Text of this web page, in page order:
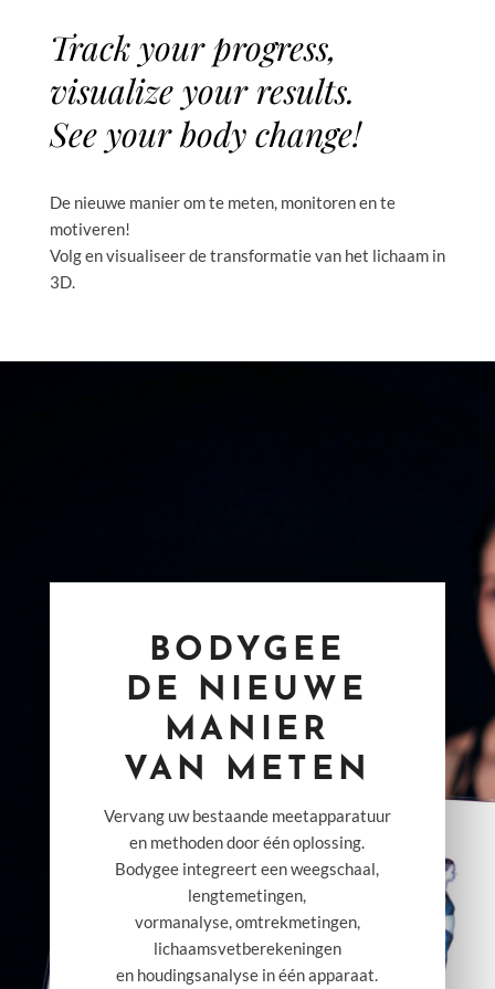
Track your progress,
visualize your results.
See your body change!
De nieuwe manier om te meten, monitoren en te
motiveren!
Volg en visualiseer de transformatie van het lichaam in
3D.
BODYGEE
DE NIEUWE
MANIER
VAN METEN
Vervang uw bestaande meetapparatuur
en methoden door één oplossing.
Bodygee integreert een weegschaal,
lengtemetingen,
vormanalyse, omtrekmetingen,
lichaamsvetberekeningen
en houdingsanalyse in één apparaat.